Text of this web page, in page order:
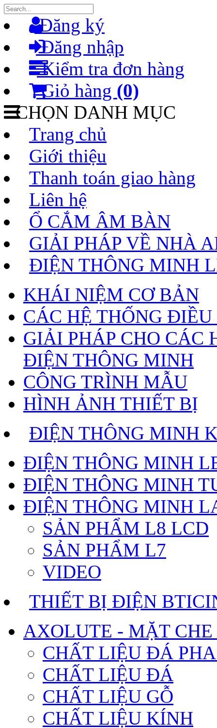
Đăng ký
Đăng nhập
Kiểm tra đơn hàng
Giỏ hàng (0)
CHỌN DANH MỤC
Trang chủ
Giới thiệu
Thanh toán giao hàng
Liên hệ
Ổ CẮM ÂM BÀN
GIẢI PHÁP VỀ NHÀ
ĐIỆN THÔNG MINH
KHÁI NIỆM CƠ BẢN
CÁC HỆ THỐNG
GIẢI PHÁP CHO CÁC
ĐIỆN THÔNG MINH
CÔNG TRÌNH MẪU
HÌNH ẢNH THIẾT BỊ
ĐIỆN THÔNG MINH
ĐIỆN THÔNG MINH
ĐIỆN THÔNG MINH
ĐIỆN THÔNG MINH
SẢN PHẨM L8 LCD
SẢN PHẨM L7
VIDEO
THIẾT BỊ ĐIỆN
AXOLUTE - MẶT
CHẤT LIỆU ĐÁ
CHẤT LIỆU ĐÁ
CHẤT LIỆU GỖ
CHẤT LIỆU KÍNH